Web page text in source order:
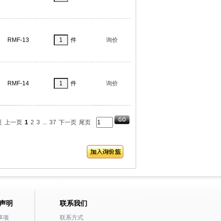
RMF-13 件 询价
RMF-14 件 询价
上一页 1 2 3 37 下一页 尾页
明
项
联系我们
联系方式